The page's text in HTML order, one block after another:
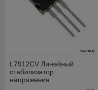
L7912CV Линейный
стабилизатор
напряжения